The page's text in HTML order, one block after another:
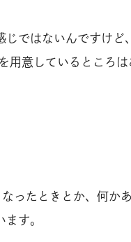
じではないんですけど
用意しているところ
ったときとか、何か
す。